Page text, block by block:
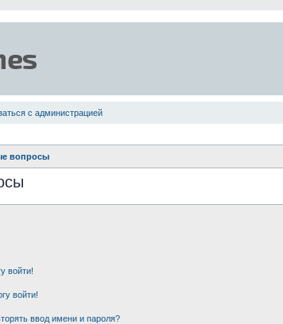
с администрацией
вопросы
войти!
войти!
ввод имени и пароля?